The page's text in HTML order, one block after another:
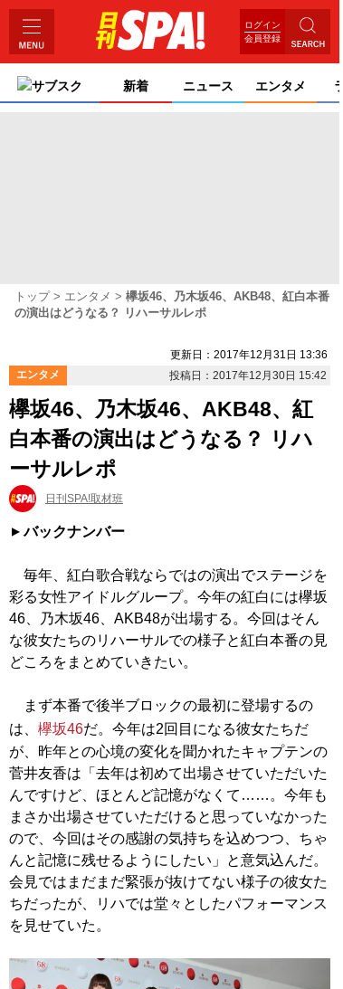
ログイン
会員登録
サブスク 新着 ニュース エンタメ
トップ エンタメ
欅坂46、乃木坂46、AKB48、紅白本番
の演出はどうなる？ リハーサルレポ
更新日：2017年12月31日 13:36
エンタメ
投稿日：2017年12月30日 15:42
欅坂46、乃木坂46、AKB48、紅
白本番の演出はどうなる？ リハ
ーサルレポ
日刊SPA!取材班
バックナンバー
毎年、紅白歌合戦ならではの演出でステージを
彩る女性アイドルグループ。今年の紅白には欅坂
46、乃木坂46、AKB48が出場する。今回はそん
な彼女たちのリハーサルでの様子と紅白本番の見
どころをまとめていきたい。
まず本番で後半ブロックの最初に登場するの
は、 欅坂46だ。今年は2回目になる彼女たちだ
が、昨年との心境の変化を聞かれたキャプテンの
菅井友香は「去年は初めて出場させていただいた
んですけど、ほとんど記憶がなくて……。今年も
まさか出場させていただけると思っていなかった
ので、今回はその感謝の気持ちを込めつつ、ちゃ
んと記憶に残せるようにしたい」と意気込んだ。
会見ではまだまだ緊張が抜けてない様子の彼女た
ちだったが、リハでは堂々としたパフォーマンス
を見せていた。